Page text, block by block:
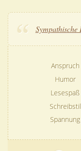
Anspruch
Humor
Lesespaß
Schreibstil
Spannung